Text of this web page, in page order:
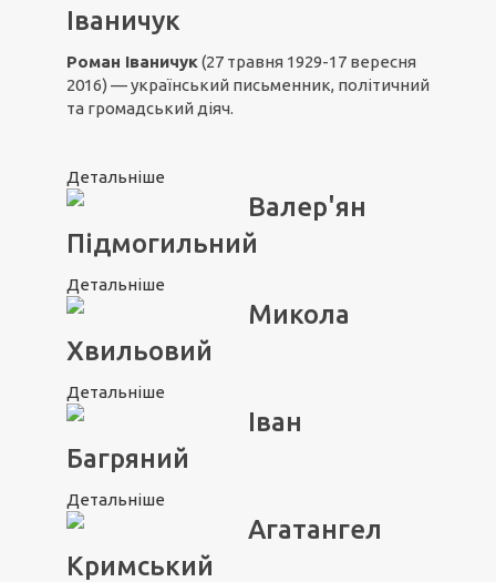
Іваничук
Роман Іваничук(27 травня 1929-17 вересня
2016) — український письменник, політичний
та громадський діяч.
Детальніше
Валер'ян
Підмогильний
Детальніше
Микола
Хвильовий
Детальніше
Іван
Багряний
Детальніше
Агатангел
Кримський